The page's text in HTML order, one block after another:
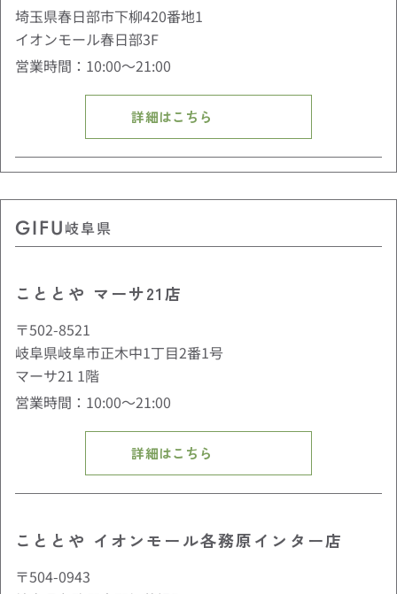
埼玉県春日部市下柳420番地1
イオンモール春日部3F
営業時間：10:00〜21:00
詳細はこちら
GIFU岐阜県
こととや マーサ21店
〒502-8521
岐阜県岐阜市正木中1丁目2番1号
マーサ21 1階
営業時間：10:00〜21:00
詳細はこちら
こととや イオンモール各務原インター店
〒504-0943